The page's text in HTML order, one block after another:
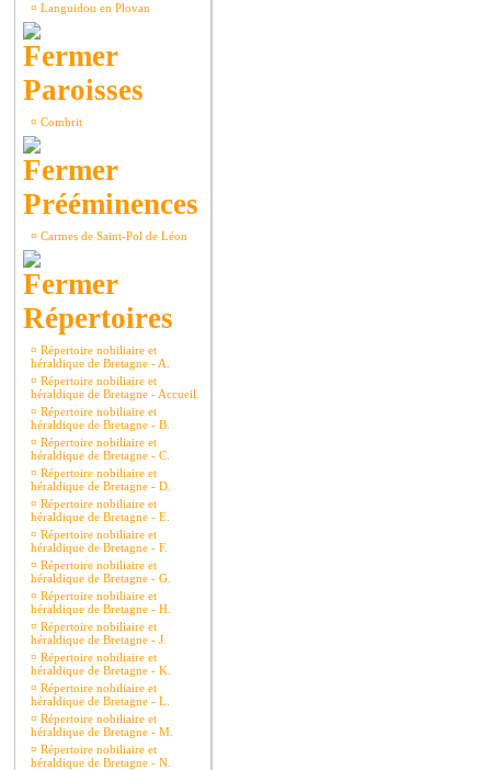
¤ Languidou en Plovan
Paroisses
¤ Combrit
Prééminences
¤ Carmes de Saint-Pol de Léon
Répertoires
¤ Répertoire nobiliaire et
héraldique de Bretagne - A.
¤ Répertoire nobiliaire et
héraldique de Bretagne - Accueil.
¤ Répertoire nobiliaire et
héraldique de Bretagne - B.
¤ Répertoire nobiliaire et
héraldique de Bretagne - C.
¤ Répertoire nobiliaire et
héraldique de Bretagne - D.
¤ Répertoire nobiliaire et
héraldique de Bretagne - E.
¤ Répertoire nobiliaire et
héraldique de Bretagne - F.
¤ Répertoire nobiliaire et
héraldique de Bretagne - G.
¤ Répertoire nobiliaire et
héraldique de Bretagne - H.
¤ Répertoire nobiliaire et
héraldique de Bretagne - J.
¤ Répertoire nobiliaire et
héraldique de Bretagne - K.
¤ Répertoire nobiliaire et
héraldique de Bretagne - L.
¤ Répertoire nobiliaire et
héraldique de Bretagne - M.
¤ Répertoire nobiliaire et
héraldique de Bretagne - N.